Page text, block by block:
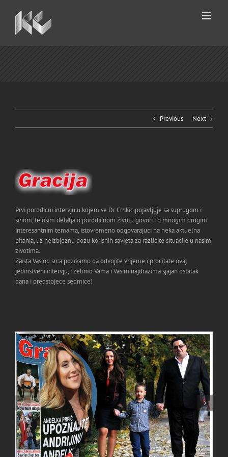
content
Previous Next
Prvi porodicni intervju u kojem se Dr Crnkic pojavljuje sa suprugom i
sinom, te osim detalja o porodicnom životu govori i o mnogim drugim
interesantnim temama, istovremeno odgovarajuci na neka aktuelna
pitanja, uz neizbjeznu dozu korisnih savjeta za razlicite situacije u nasim
zivotima.
Zaista Vas od srca pozivamo da odvojite vrijeme i procitate ovaj
jedinstveni intervju, i zelimo Vama i Vasim najdrazima sjajan ostatak
dana i predstojece sedmice!